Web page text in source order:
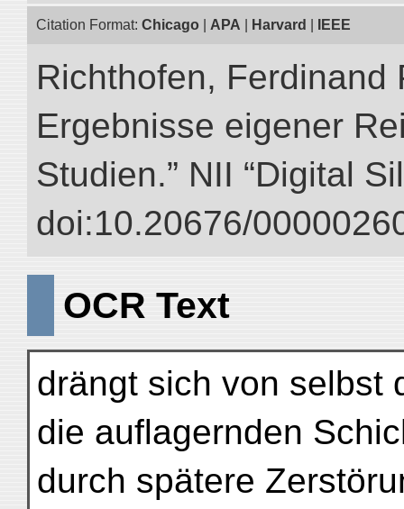
Citation Format: Chicago APA Harvard IEEE
Richthofen, Ferdinand
Ergebnisse eigener
Studien.” NII “Digital
doi:10.20676/
OCR Text
drängt sich von selbst
die auflagernden
durch spätere